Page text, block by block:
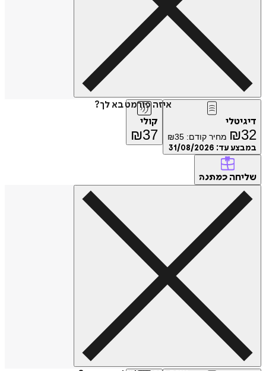
איזה פורמט בא לך?
דיגיטלי
₪32 מחיר קודם: ₪35
במבצע עד: 31/08/2026
קולי
₪37
שליחה כמתנה